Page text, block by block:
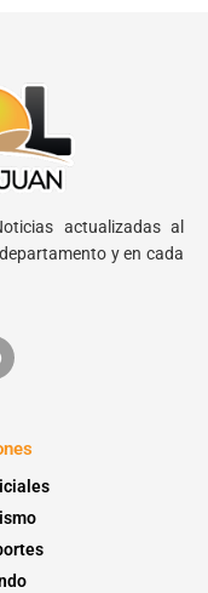
actualizadas al
y en cada